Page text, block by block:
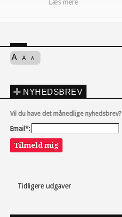
Læs mere
A A A
NYHEDSBREV
Vil du have det månedlige nyhedsbrev?
Email*:
Tilmeld mig
Tidligere udgaver